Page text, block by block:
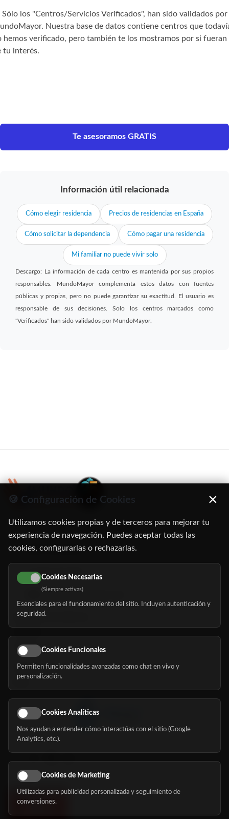
Sólo los "Centros/Servicios Verificados", han sido validados por
Nuestra base de datos contiene centros que
hemos verificado, pero también te los mostramos por si fueran
tu interés.
Te asesoramos GRATIS
Información útil relacionada
Cómo elegir residencia Precios de residencias en España
Cómo solicitar la dependencia Cómo pagar una residencia
Mi familiar no puede vivir solo
Descargo: La información de cada centro es mantenida por sus propios
responsables. MundoMayor complementa estos datos con fuentes
públicas y propias, pero no puede garantizar su exactitud. El usuario es
responsable de sus decisiones. Solo los centros marcados como
"Verificados" han sido validados por MundoMayor.
C/ Oruro, 11. 28016 Madrid
91 345 06 26
616 113 103
hola@mundomayor.com
Buscador de residencias
Eventos
Nosotros
Síguenos
🍪 Configuración de Cookies ×
Utilizamos cookies propias y de terceros para mejorar tu
experiencia de navegación. Puedes aceptar todas las
cookies, configurarlas o rechazarlas.
Cookies Necesarias
(Siempre activas)
Esenciales para el funcionamiento del sitio. Incluyen autenticación y
seguridad.
Cookies Funcionales
Permiten funcionalidades avanzadas como chat en vivo y
personalización.
Cookies Analíticas
Nos ayudan a entender cómo interactúas con el sitio (Google
Analytics, etc.).
Cookies de Marketing
Utilizadas para publicidad personalizada y seguimiento de
conversiones.